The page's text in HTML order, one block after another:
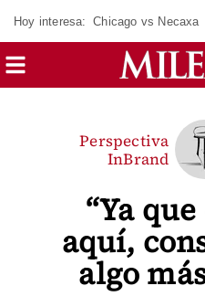
Hoy interesa: Chicago vs Necaxa
“Ya
aquí,
algo
Perspectiva
InBrand